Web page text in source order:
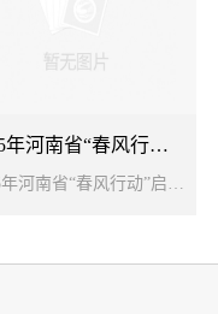
2025年河南省“春风行动”启动仪式